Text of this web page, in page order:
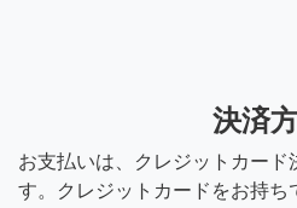
決済
お支払いは、クレジットカード
す。クレジットカードをお持